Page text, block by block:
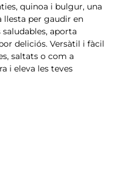
quinoa i bulgur, una
per gaudir en
aporta
deliciós. Versàtil i fàcil
saltats o com a
i eleva les teves